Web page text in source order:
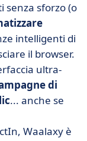
senza sforzo (o
intelligenti di
il browser.
ultra-
di
... anche se
Waalaxy è